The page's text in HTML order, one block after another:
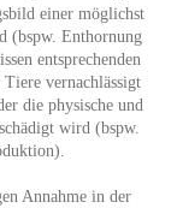
einer möglichst
(bspw. Enthornung
entsprechenden
vernachlässigt
die physische und
wird (bspw.
Annahme in der